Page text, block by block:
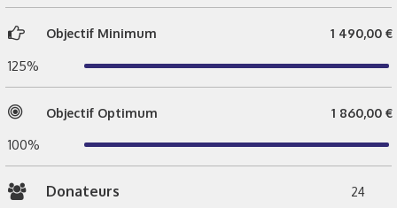
Objectif Minimum 1 490,00 €
125%
Objectif Optimum 1 860,00 €
100%
Donateurs 24